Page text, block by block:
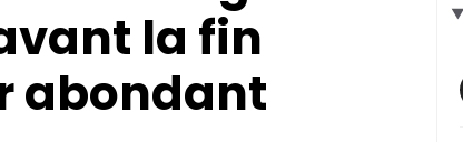
la fin
abondant